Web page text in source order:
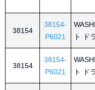
38154
38154-
P6021
ト ド
38154
38154-
P6021
ト ド